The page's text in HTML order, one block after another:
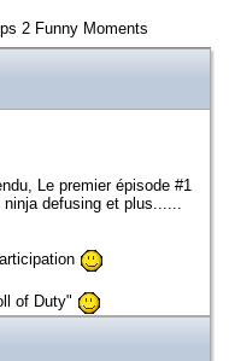
2 Funny Moments
Le premier épisode #1
defusing et plus......
of Duty"